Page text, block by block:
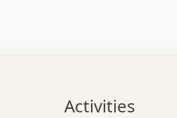
.   .   .   .   .   .   .
o   .   .   .   .   .   .
Activities